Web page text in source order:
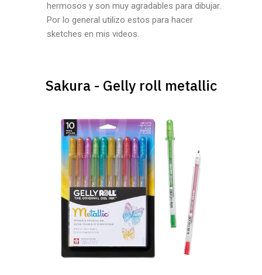
hermosos y son muy agradables para dibujar.
Por lo general utilizo estos para hacer
sketches en mis videos.
Sakura - Gelly roll metallic